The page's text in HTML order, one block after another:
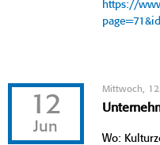
https://
12
Jun
Mittwoch,
Wo: